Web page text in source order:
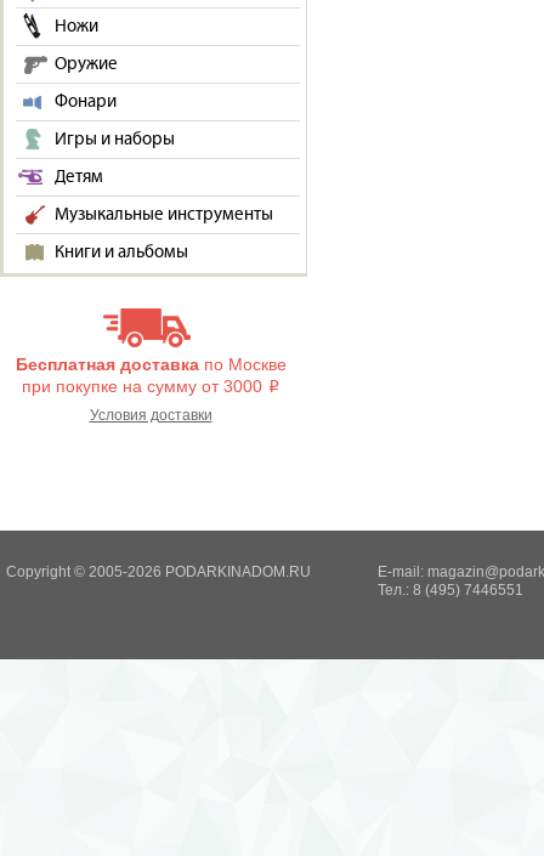
Ножи
Оружие
Фонари
Игры и наборы
Детям
Музыкальные инструменты
Книги и альбомы
Бесплатная доставкапо Москве
при покупке на сумму от 3000 i
Условия доставки
Copyright © 2005-2026 PODARKINADOM.RU E-mail:
Тел.: 8 (495) 7446551